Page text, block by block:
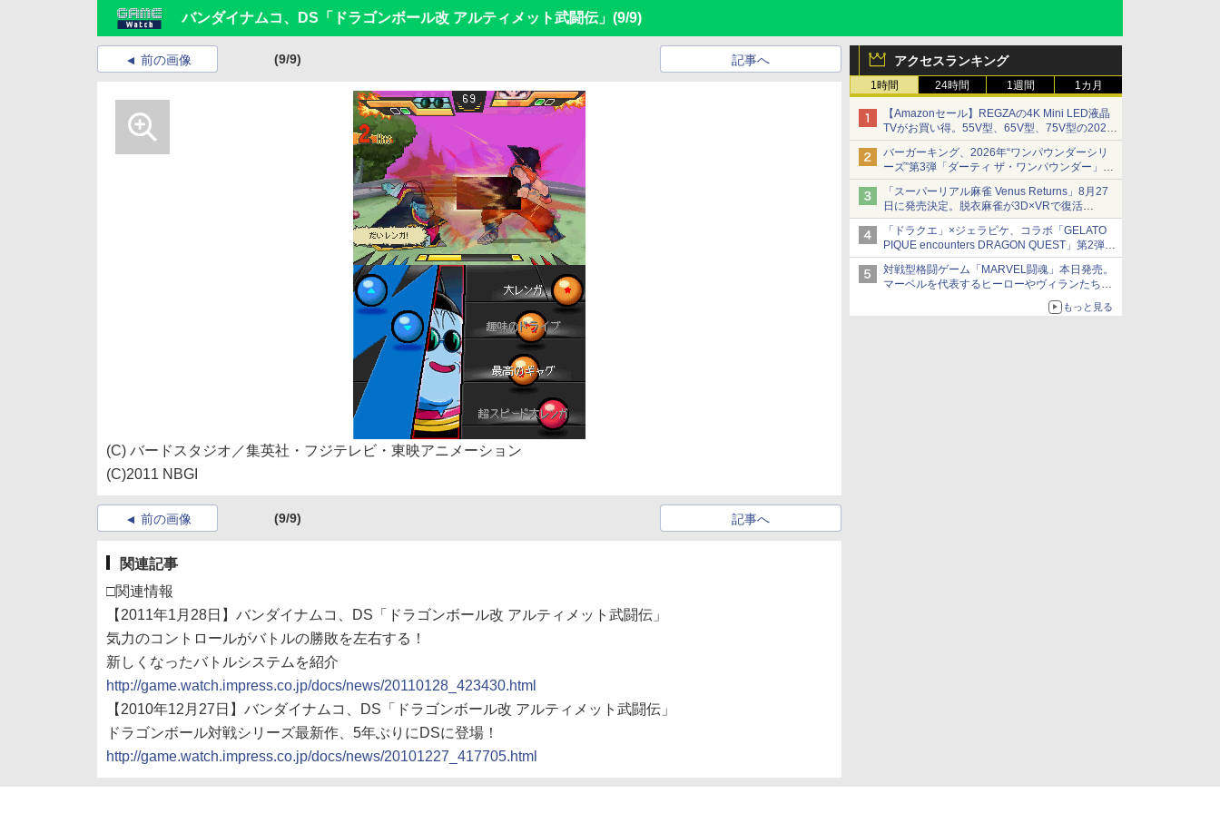
バンダイナムコ、DS「ドラゴンボール改 アルティメット武闘伝」 (9/9)
アクセスランキング
1時間 24時間 1週間 1カ月
【Amazonセール】REGZAの4K Mini LED液晶
TVがお買い得。55V型、65V型、75V型の2026
年モデルがラインナップ
バーガーキング、2026年“ワンパウンダーシリ
ーズ”第3弾「ダーティ ザ・ワンパウンダー」を
8月7日発売
「特製ガーリックマヨソース」を使用した超大
型チーズバーガー
「スーパーリアル麻雀 Venus Returns」8月27
日に発売決定。脱衣麻雀が3D×VRで復活
発売から2週間は20%オフになるセールが実施
「ドラクエ」×ジェラピケ、コラボ「GELATO
PIQUE encounters DRAGON QUEST」第2弾が
本日発売
アイスカップに入ったスライムやわたぼう、ベ
ビーサタンなどがオリジナルアートで登場
対戦型格闘ゲーム「MARVEL闘魂」本日発売。
マーベルを代表するヒーローやヴィランたちが
「GUILTY GEAR」などの格ゲーを手掛けるア
もっと見る
前の画像 (9/9) 記事へ
(C) バードスタジオ／集英社・フジテレビ・東映アニメーション
(C)2011 NBGI
前の画像 (9/9) 記事へ
関連記事
□関連情報
【2011年1月28日】バンダイナムコ、DS「ドラゴンボール改 アルティメット武闘伝」
気力のコントロールがバトルの勝敗を左右する！
新しくなったバトルシステムを紹介
http://game.watch.impress.co.jp/docs/news/20110128_423430.html
【2010年12月27日】バンダイナムコ、DS「ドラゴンボール改 アルティメット武闘伝」
ドラゴンボール対戦シリーズ最新作、5年ぶりにDSに登場！
http://game.watch.impress.co.jp/docs/news/20101227_417705.html